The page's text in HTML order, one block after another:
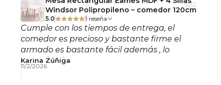
Ventajas
✔️ Mesa compacta ideal para espacios reducidos
✔️ Cubierta de melamina fácil de limpiar
Windsor Polipropileno – comedor 120cm
5.0 1 reseña
Cumple con los tiempos de entrega, el
comedor es precioso y bastante firme el
armado es bastante fácil además , lo
recomiendo!
Karina Zúñiga
11/2/2026